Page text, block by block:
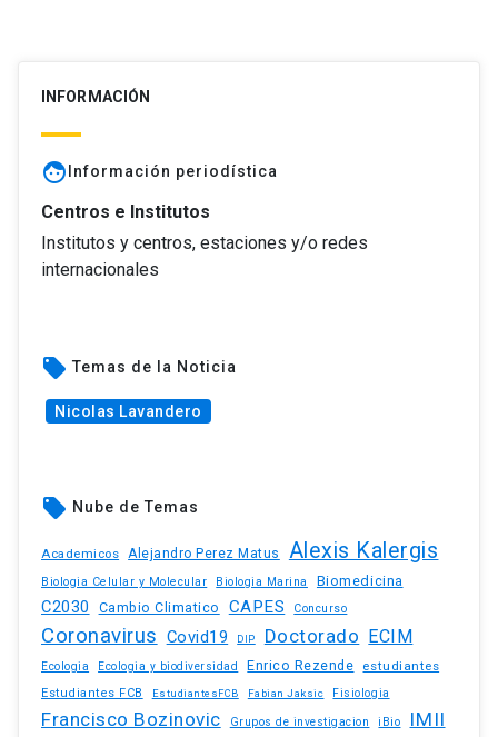
INFORMACIÓN
face Información periodística
Centros e Institutos
Institutos y centros, estaciones y/o redes
internacionales
local_offer Temas de la Noticia
Nicolas Lavandero
local_offer Nube de Temas
Academicos Alejandro Perez Matus Alexis Kalergis
Biologia Celular y Molecular Biologia Marina Biomedicina
C2030 Cambio Climatico CAPES Concurso
Coronavirus Covid19 DIP Doctorado ECIM
Ecologia Ecologia y biodiversidad Enrico Rezende estudiantes
Estudiantes FCB EstudiantesFCB Fabian Jaksic Fisiologia
Francisco Bozinovic Grupos de investigacion iBio IMII